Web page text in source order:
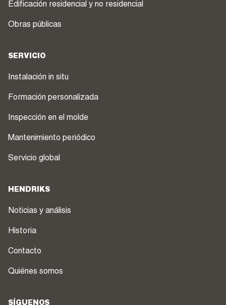
Edificación residencial y no residencial
Obras públicas
SERVICIO
Instalación in situ
Formación personalizada
Inspección en el molde
Mantenimiento periódico
Servicio global
HENDRIKS
Noticias y análisis
Historia
Contacto
Quiénes somos
SÍGUENOS